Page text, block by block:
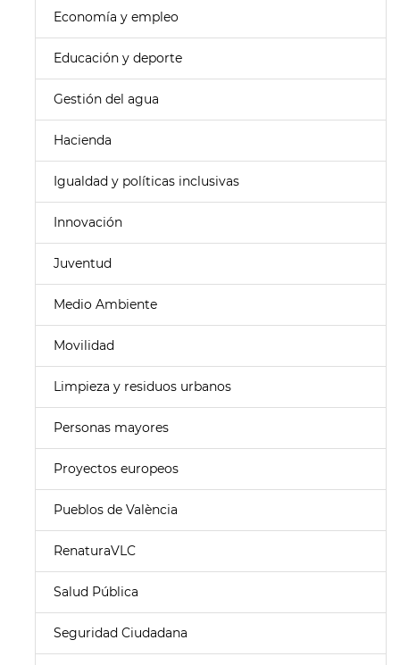
Economía y empleo
Educación y deporte
Gestión del agua
Hacienda
Igualdad y políticas inclusivas
Innovación
Juventud
Medio Ambiente
Movilidad
Limpieza y residuos urbanos
Personas mayores
Proyectos europeos
Pueblos de València
RenaturaVLC
Salud Pública
Seguridad Ciudadana